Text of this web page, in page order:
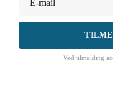
Ved tilmelding